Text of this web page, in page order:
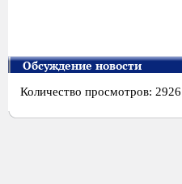
Обсуждение новости
Количество просмотров: 2926